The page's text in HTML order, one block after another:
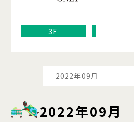
3F
2022年09月
2022年09月